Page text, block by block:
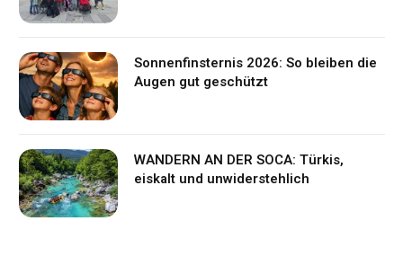
Sonnenfinsternis 2026: So bleiben die
Augen gut geschützt
WANDERN AN DER SOCA: Türkis,
eiskalt und unwiderstehlich